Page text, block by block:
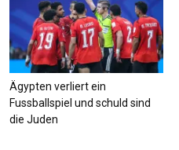
Ägypten verliert ein
Fussballspiel und schuld sind
die Juden